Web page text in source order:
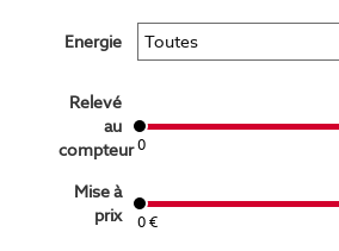
Energie
Relevé
au
compteur 0
Mise à
prix
0 €